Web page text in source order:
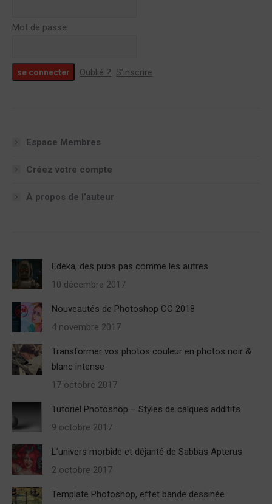
Mot de passe
Oublié ? S’inscrire
Espace Membres
Créez votre compte
À propos de l’auteur
Edeka, des pubs pas comme les autres
10 décembre 2017
Nouveautés de Photoshop CC 2018
4 novembre 2017
Transformer vos photos couleur en photos noir &
blanc intense
17 octobre 2017
Tutoriel Photoshop – Styles de calques additifs
9 octobre 2017
L’univers morbide et déjanté de Sabbas Apterus
2 octobre 2017
Template Photoshop, effet bande dessinée